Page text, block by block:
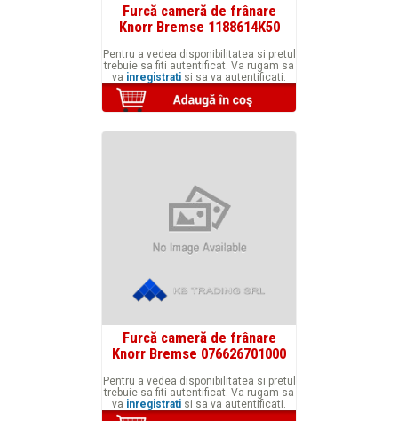
Furcă cameră de frânare
Knorr Bremse 1188614K50
Pentru a vedea disponibilitatea si pretul
trebuie sa fiti autentificat. Va rugam sa
va inregistrati si sa va autentificati.
Furcă cameră de frânare
Knorr Bremse 076626701000
Pentru a vedea disponibilitatea si pretul
trebuie sa fiti autentificat. Va rugam sa
va inregistrati si sa va autentificati.